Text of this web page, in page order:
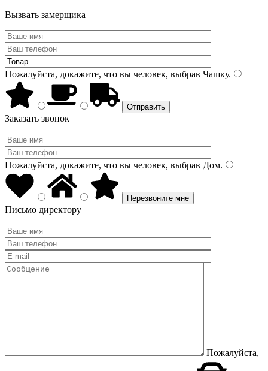
Вызвать замерщика
Пожалуйста, докажите, что вы человек, выбрав Чашку.
Заказать звонок
Пожалуйста, докажите, что вы человек, выбрав Дом.
Письмо директору
Пожалуйста,